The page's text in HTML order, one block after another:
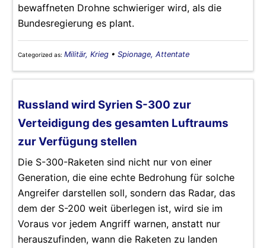
bewaffneten Drohne schwieriger wird, als die
Bundesregierung es plant.
Categorized as: Militär, Krieg • Spionage, Attentate
Russland wird Syrien S-300 zur
Verteidigung des gesamten Luftraums
zur Verfügung stellen
Die S-300-Raketen sind nicht nur von einer
Generation, die eine echte Bedrohung für solche
Angreifer darstellen soll, sondern das Radar, das
dem der S-200 weit überlegen ist, wird sie im
Voraus vor jedem Angriff warnen, anstatt nur
herauszufinden, wann die Raketen zu landen